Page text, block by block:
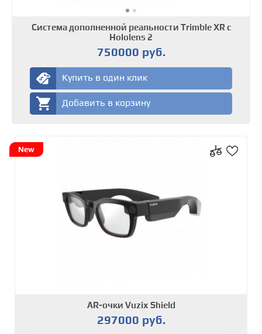
Система дополненной реальности Trimble XR с
Hololens 2
750000 руб.
Купить в один клик
Добавить в корзину
New
AR-очки Vuzix Shield
297000 руб.